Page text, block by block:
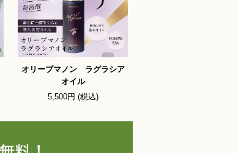
オリーブマノン ラグラシア
オイル
5,500円 (税込)